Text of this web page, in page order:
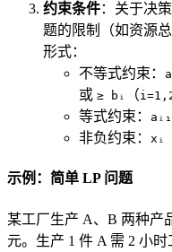
约束条件：关于决
题的限制（如资源
形式：
不等式约束：
或 ≥ bᵢ （
等式约束：
非负约束： xᵢ
示例：简单 LP 问题
某工厂生产 A、B 两种产
元。生产 1 件 A 需 2 小时